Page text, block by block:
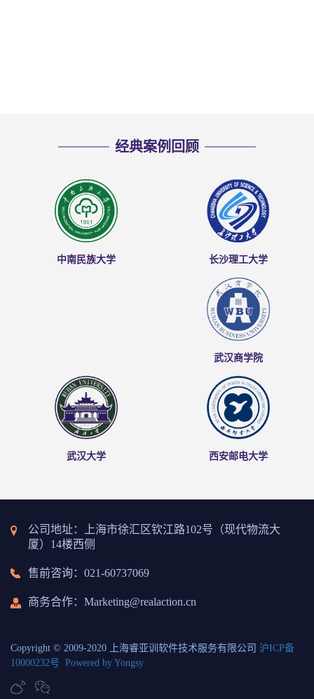
经典案例回顾
中南民族大学 长沙理工大学
武汉商学院
武汉大学 西安邮电大学
公司地址：上海市徐汇区钦江路102号（现代物流大
厦）14楼西侧
售前咨询：021-60737069
商务合作：Marketing@realaction.cn
Copyright © 2009-2020 上海睿亚训软件技术服务有限公司 沪ICP备
10000232号 Powered by Yongsy